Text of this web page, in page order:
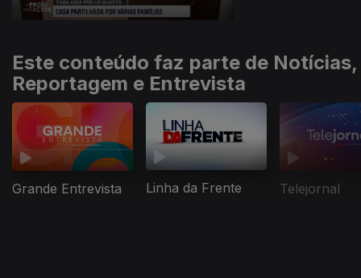
Este conteúdo faz parte de Notícias,
Reportagem e Entrevista
Grande Entrevista Linha da Frente Telejornal